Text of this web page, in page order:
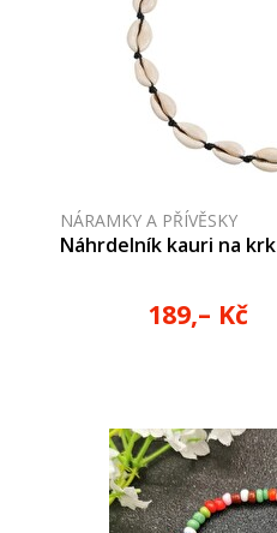
NÁRAMKY A PŘÍVĚSKY
Náhrdelník kauri na krk
189,– Kč